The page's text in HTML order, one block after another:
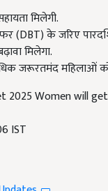
मिलेगी.
(DBT) के जरिए
मिलेगा.
जरूरतमंद महिलाओं को
2025 Women will
IST